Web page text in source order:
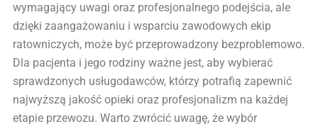
wymagający uwagi oraz profesjonalnego podejścia, ale
dzięki zaangażowaniu i wsparciu zawodowych ekip
ratowniczych, może być przeprowadzony bezproblemowo.
Dla pacjenta i jego rodziny ważne jest, aby wybierać
sprawdzonych usługodawców, którzy potrafią zapewnić
najwyższą jakość opieki oraz profesjonalizm na każdej
etapie przewozu. Warto zwrócić uwagę, że wybór